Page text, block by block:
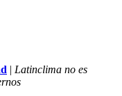
| Latinclima no es